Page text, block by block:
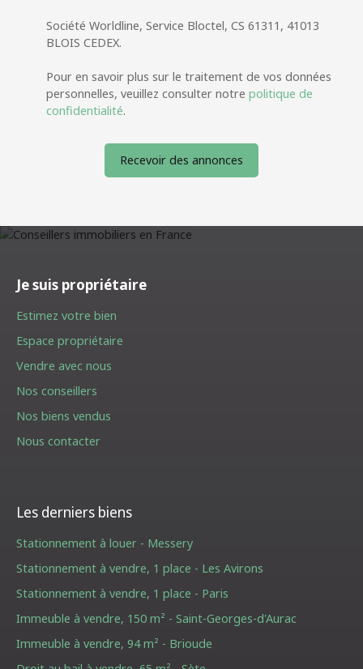
Société Worldline, Service Bloctel, CS 61311, 41013
BLOIS CEDEX.
Pour en savoir plus sur le traitement de vos données
personnelles, veuillez consulter notre politique de
confidentialité.
Recevoir des annonces
Je suis propriétaire
Estimez votre bien
Espace propriétaire
Vendre avec nous
Nos conseillers
Nos biens vendus
Nous contacter
Les derniers biens
Stationnement à louer - Messery
Stationnement à vendre, 1 place - Les Avirons
Stationnement à vendre, 1 place - Paris
Immeuble à vendre, 150 m² - Saint-Georges-d'Aurac
Immeuble à vendre, 94 m² - Brioude